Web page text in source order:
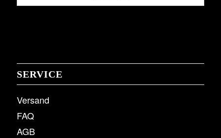
SERVICE
Versand
FAQ
AGB